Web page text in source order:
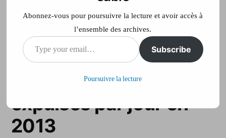
Belgique: trois
citoyens européens
expulsés par jour en
2013
Abonnez-vous pour poursuivre la lecture et avoir accès à
l’ensemble des archives.
Type
your
Subscribe
Poursuivre la lecture